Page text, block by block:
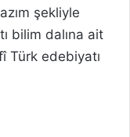
şekliyle
bilim dalına ait
Türk edebiyatı